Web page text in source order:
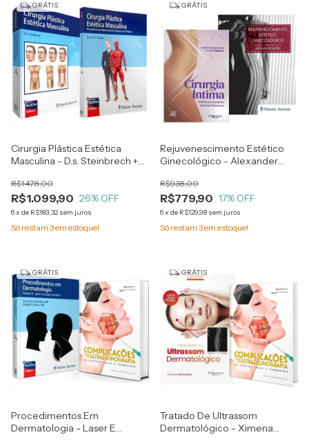
GRÁTIS
Cirurgia Plástica Estética
Masculina - D.s. Steinbrech +
Masculina - `procedimentos
Minimamente Invasivos Na
Prática - Jeremy A. Brauer
R$1.099,90
R$1.478,00
26% OFF
6x de R$183,32 sem juros
Só restam 3em estoque!
GRÁTIS
Rejuvenescimento Estético
Ginecológico - Alexander
Estética Genital Feminina -
André Goncalves De Freitas
Colaneri
R$779,90
R$938,00
17% OFF
6x de R$129,98 sem juros
Só restam 3em estoque!
GRÁTIS
Procedimentos Em
Dermatologia - Laser E
GRÁTIS
Tratado De Ultrassom
Dermatológico - Ximena